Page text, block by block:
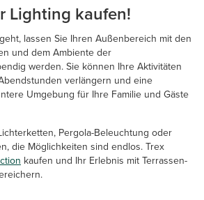
Lighting kaufen!
lassen Sie Ihren Außenbereich mit den
und dem Ambiente der
werden. Sie können Ihre Aktivitäten
verlängern und eine
Umgebung für Ihre Familie und Gäste
Pergola-Beleuchtung oder
die Möglichkeiten sind endlos. Trex
kaufen und Ihr Erlebnis mit Terrassen-